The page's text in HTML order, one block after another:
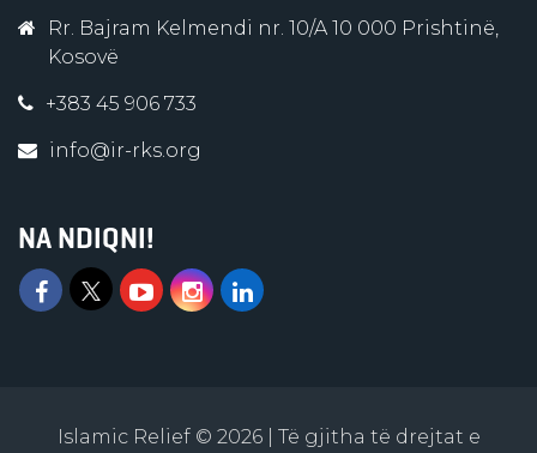
Rr. Bajram Kelmendi nr. 10/A 10 000 Prishtinë,
Kosovë
+383 45 906 733
info@ir-rks.org
NA NDIQNI!
Islamic Relief © 2026 | Të gjitha të drejtat e